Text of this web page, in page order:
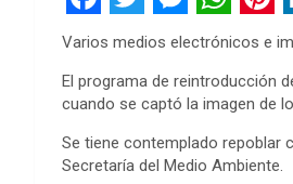
F
a
c
e
b
T
i
t
t
M
e
s
s
e
W
h
a
t
s
P
n
t
e
i
Varios medios electrónicos e
El programa de reintroducción
cuando se captó la imagen de
Se tiene contemplado repoblar
Secretaría del Medio Ambiente.